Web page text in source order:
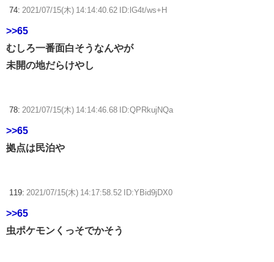
74: 2021/07/15(木) 14:14:40.62 ID:lG4t/ws+H
>>65
むしろ一番面白そうなんやが
未開の地だらけやし
78: 2021/07/15(木) 14:14:46.68 ID:QPRkujNQa
>>65
拠点は民泊や
119: 2021/07/15(木) 14:17:58.52 ID:YBid9jDX0
>>65
虫ポケモンくっそでかそう